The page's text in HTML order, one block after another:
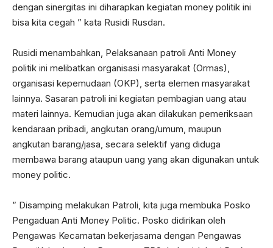
dengan sinergitas ini diharapkan kegiatan money politik ini
bisa kita cegah ” kata Rusidi Rusdan.
Rusidi menambahkan, Pelaksanaan patroli Anti Money
politik ini melibatkan organisasi masyarakat (Ormas),
organisasi kepemudaan (OKP), serta elemen masyarakat
lainnya. Sasaran patroli ini kegiatan pembagian uang atau
materi lainnya. Kemudian juga akan dilakukan pemeriksaan
kendaraan pribadi, angkutan orang/umum, maupun
angkutan barang/jasa, secara selektif yang diduga
membawa barang ataupun uang yang akan digunakan untuk
money politic.
” Disamping melakukan Patroli, kita juga membuka Posko
Pengaduan Anti Money Politic. Posko didirikan oleh
Pengawas Kecamatan bekerjasama dengan Pengawas